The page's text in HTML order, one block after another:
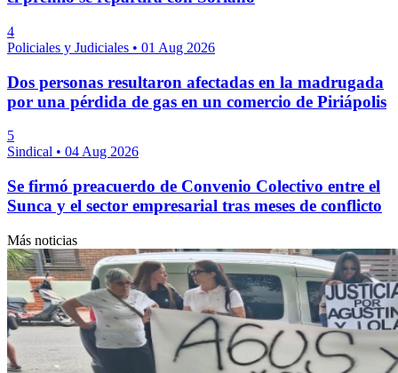
4
Policiales y Judiciales • 01 Aug 2026
Dos personas resultaron afectadas en la madrugada
por una pérdida de gas en un comercio de Piriápolis
5
Sindical • 04 Aug 2026
Se firmó preacuerdo de Convenio Colectivo entre el
Sunca y el sector empresarial tras meses de conflicto
Más noticias